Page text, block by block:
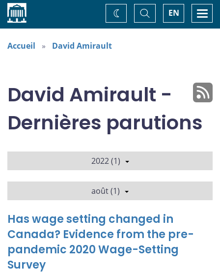
Accueil EN
Basculer
la
recherche
Changez
de
Accueil David Amirault
David Amirault -
Dernières parutions
2022 (1)
août (1)
Has wage setting changed in
Canada? Evidence from the pre-
pandemic 2020 Wage-Setting
Survey